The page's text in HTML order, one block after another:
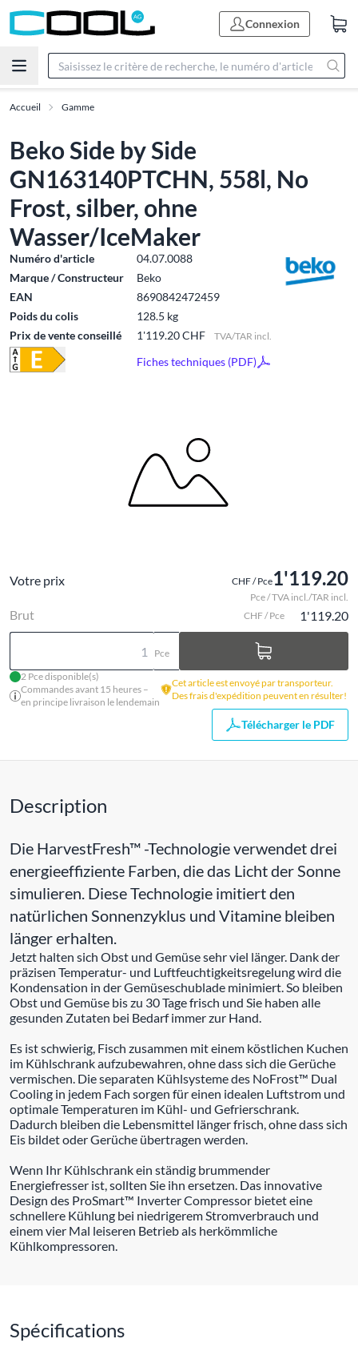
Connexion
Accueil Gamme
Beko Side by Side
GN163140PTCHN, 558l, No
Frost, silber, ohne
Wasser/IceMaker
Numéro d'article
04.07.0088
Marque / Constructeur
Beko
EAN
8690842472459
Poids du colis
128.5 kg
Prix de vente conseillé
1'119.20 CHF TVA/TAR incl.
Fiches techniques (PDF)
Votre prix CHF / Pce1'119.20
Pce / TVA incl./TAR incl.
Brut CHF / Pce 1'119.20
Pce
2 Pce disponible(s)
Commandes avant 15 heures –
en principe livraison le lendemain
Cet article est envoyé par transporteur.
Des frais d'expédition peuvent en résulter!
Télécharger le PDF
Description
Die HarvestFresh™ -Technologie verwendet drei
energieeffiziente Farben, die das Licht der Sonne
simulieren. Diese Technologie imitiert den
natürlichen Sonnenzyklus und Vitamine bleiben
länger erhalten.
Jetzt halten sich Obst und Gemüse sehr viel länger. Dank der
präzisen Temperatur- und Luftfeuchtigkeitsregelung wird die
Kondensation in der Gemüseschublade minimiert. So bleiben
Obst und Gemüse bis zu 30 Tage frisch und Sie haben alle
gesunden Zutaten bei Bedarf immer zur Hand.
Es ist schwierig, Fisch zusammen mit einem köstlichen Kuchen
im Kühlschrank aufzubewahren, ohne dass sich die Gerüche
vermischen. Die separaten Kühlsysteme des NoFrost™ Dual
Cooling in jedem Fach sorgen für einen idealen Luftstrom und
optimale Temperaturen im Kühl- und Gefrierschrank.
Dadurch bleiben die Lebensmittel länger frisch, ohne dass sich
Eis bildet oder Gerüche übertragen werden.
Wenn Ihr Kühlschrank ein ständig brummender
Energiefresser ist, sollten Sie ihn ersetzen. Das innovative
Design des ProSmart™ Inverter Compressor bietet eine
schnellere Kühlung bei niedrigerem Stromverbrauch und
einem vier Mal leiseren Betrieb als herkömmliche
Kühlkompressoren.
Spécifications